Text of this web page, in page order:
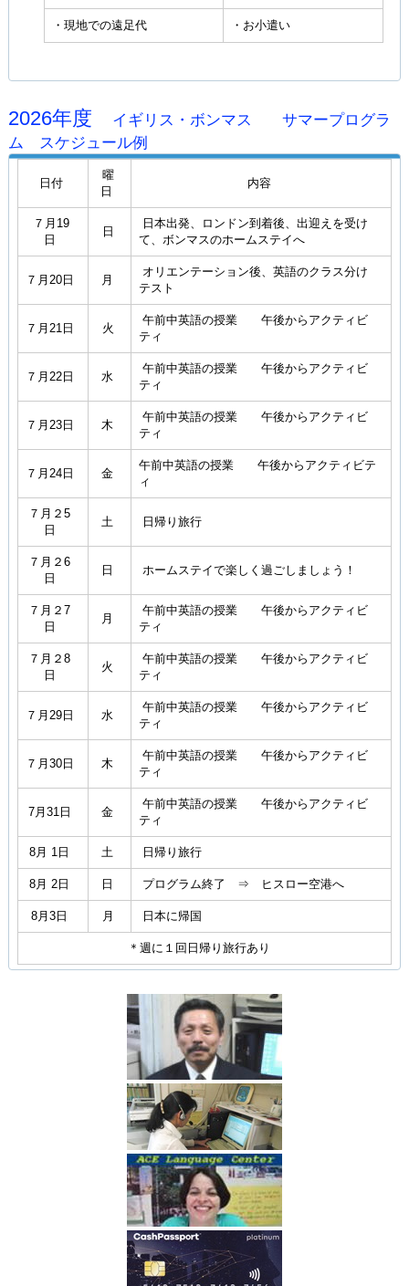
・現地での遠足代 ・お小遣い
2026年度 イギリス・ボンマス
サマープログラ
ム スケジュール例
日付
曜
日
内容
７月19
日
日
日本出発、ロンドン到着後、出迎えを受け
て、ボンマスのホームステイへ
７月20日 月
オリエンテーション後、英語のクラス分け
テスト
７月21日 火
午前中英語の授業 午後からアクティビ
ティ
７月22日 水
午前中英語の授業 午後からアクティビ
ティ
７月23日 木
午前中英語の授業 午後からアクティビ
ティ
７月24日 金
午前中英語の授業 午後からアクティビテ
ィ
７月２5
日
土 日帰り旅行
７月２6
日
日 ホームステイで楽しく過ごしましょう！
７月２7
日
月
午前中英語の授業 午後からアクティビ
ティ
７月２8
日
火
午前中英語の授業 午後からアクティビ
ティ
７月29日 水
午前中英語の授業 午後からアクティビ
ティ
７月30日 木
午前中英語の授業 午後からアクティビ
ティ
7月31日 金
午前中英語の授業 午後からアクティビ
ティ
8月 1日 土 日帰り旅行
8月 2日 日 プログラム終了 ⇒ ヒスロー空港へ
8月3日 月 日本に帰国
＊週に１回日帰り旅行あり